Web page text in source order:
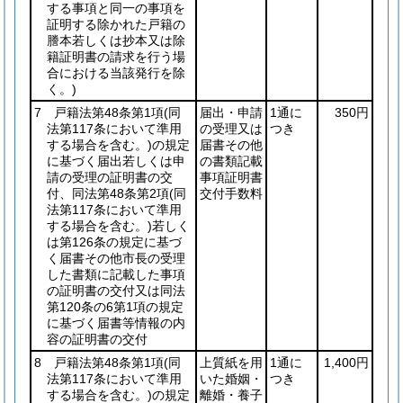
する事項と同一の事項を
証明する除かれた戸籍の
謄本若しくは抄本又は除
籍証明書の請求を行う場
合における当該発行を除
く。)
7 戸籍法第48条第1項(同
法第117条において準用
する場合を含む。)の規定
に基づく届出若しくは申
請の受理の証明書の交
付、同法第48条第2項(同
法第117条において準用
する場合を含む。)若しく
は第126条の規定に基づ
く届書その他市長の受理
した書類に記載した事項
の証明書の交付又は同法
第120条の6第1項の規定
に基づく届書等情報の内
容の証明書の交付
届出・申請
の受理又は
届書その他
の書類記載
事項証明書
交付手数料
1通に
つき
350円
8 戸籍法第48条第1項(同
法第117条において準用
する場合を含む。)の規定
上質紙を用
いた婚姻・
離婚・養子
1通に
つき
1,400円